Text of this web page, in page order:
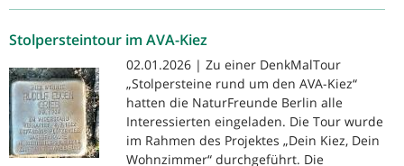
Stolpersteintour im AVA-Kiez
02.01.2026 | Zu einer DenkMalTour
„Stolpersteine rund um den AVA-Kiez“
hatten die NaturFreunde Berlin alle
Interessierten eingeladen. Die Tour wurde
im Rahmen des Projektes „Dein Kiez, Dein
Wohnzimmer“ durchgeführt. Die